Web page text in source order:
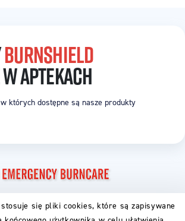
BURNSHIELD
APTEKACH
których dostępne są nasze produkty
PIERWSZA POMOC
się pliki cookies, które są zapisywane